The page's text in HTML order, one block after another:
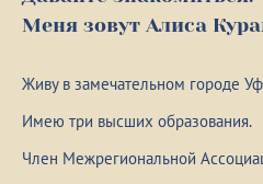
Меня зовут Алиса
Живу в замечательном городе
Имею три высших образования.
Член Межрегиональной